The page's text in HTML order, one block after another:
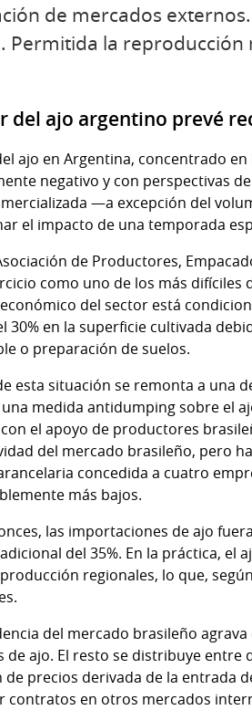
de mercados
Permitida la reproducción
del ajo argentino prevé
ajo en Argentina, concentrado
negativo y con perspectivas
—a excepción del
el impacto de una temporada
de Productores,
como uno de los más difíciles
del sector está
30% en la superficie cultivada
o preparación de suelos.
esta situación se remonta a una
medida antidumping sobre el
el apoyo de productores
del mercado brasileño, pero
concedida a cuatro
más bajos.
las importaciones de ajo
del 35%. En la práctica, el
regionales, lo que,
del mercado brasileño
de ajo. El resto se distribuye entre
de precios derivada de la entrada
contratos en otros mercados